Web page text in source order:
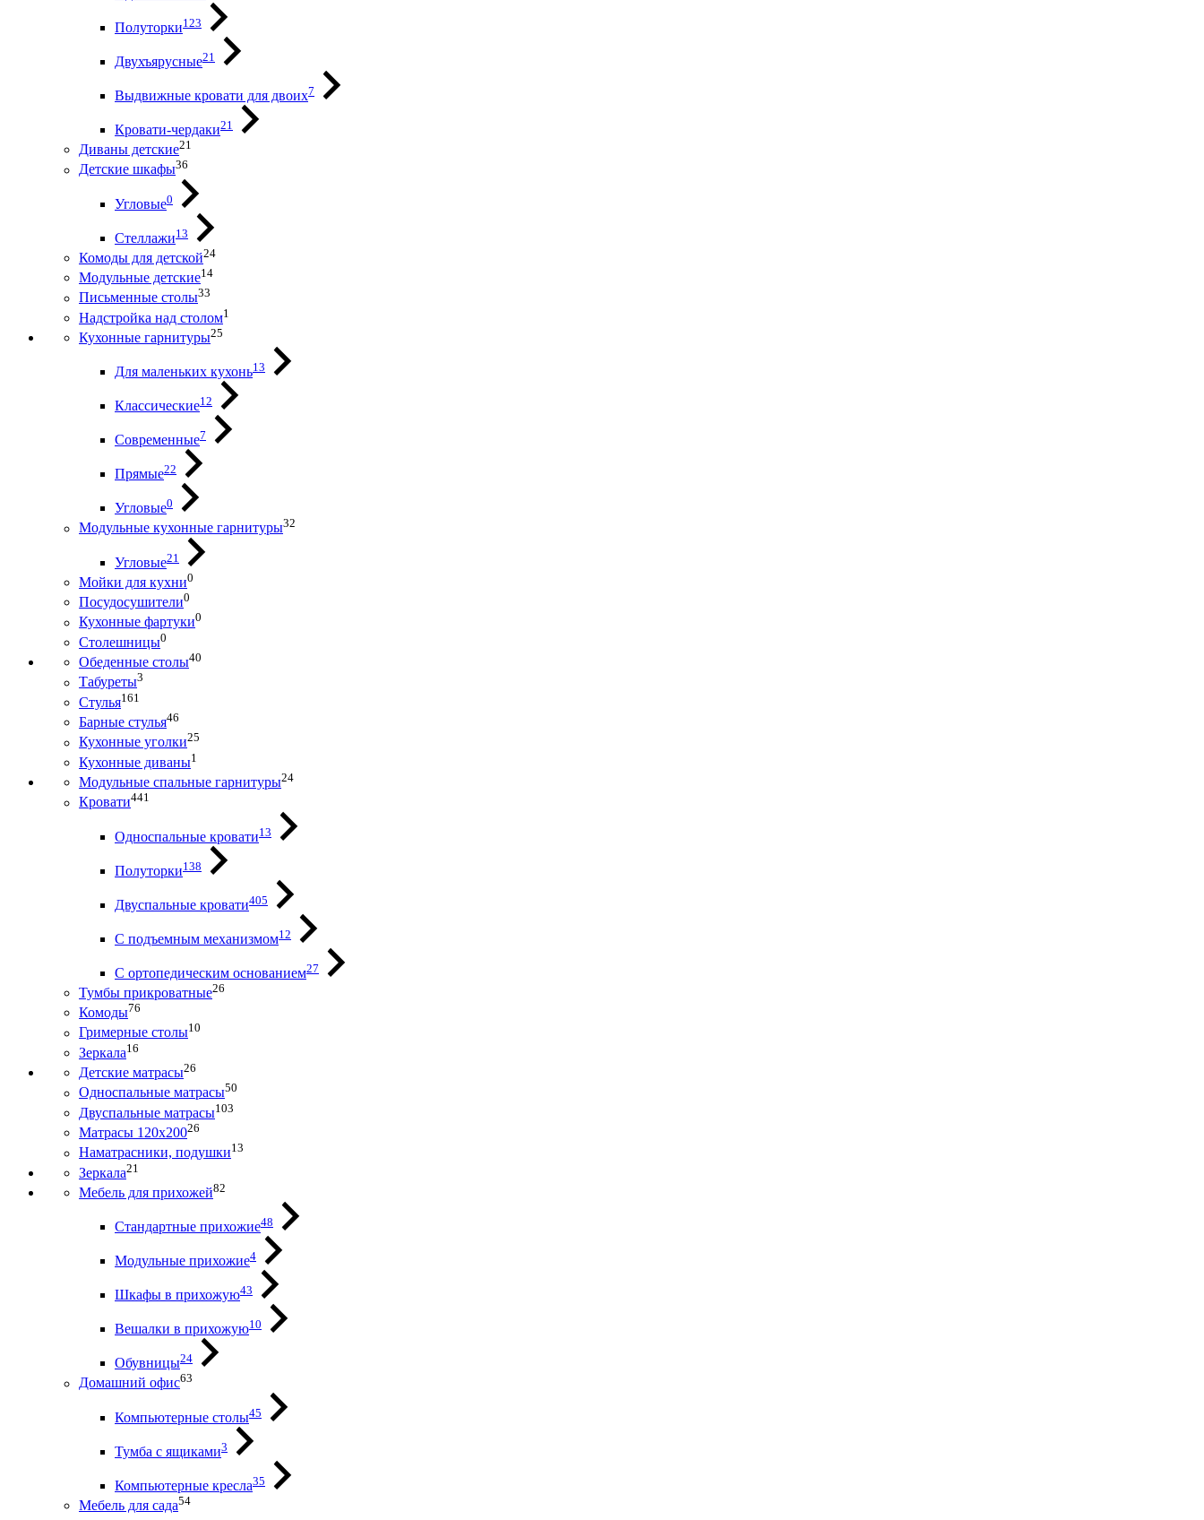
Полуторки123
Двухъярусные21
Выдвижные кровати для двоих7
Кровати-чердаки21
Диваны детские21
Детские шкафы36
Угловые0
Стеллажи13
Комоды для детской24
Модульные детские14
Письменные столы33
Надстройка над столом1
Кухонные гарнитуры25
Для маленьких кухонь13
Классические12
Современные7
Прямые22
Угловые0
Модульные кухонные гарнитуры32
Угловые21
Мойки для кухни0
Посудосушители0
Кухонные фартуки0
Столешницы0
Обеденные столы40
Табуреты3
Стулья161
Барные стулья46
Кухонные уголки25
Кухонные диваны1
Модульные спальные гарнитуры24
Кровати441
Односпальные кровати13
Полуторки138
Двуспальные кровати405
С подъемным механизмом12
С ортопедическим основанием27
Тумбы прикроватные26
Комоды76
Гримерные столы10
Зеркала16
Детские матрасы26
Односпальные матрасы50
Двуспальные матрасы103
Матрасы 120х20026
Наматрасники, подушки13
Зеркала21
Мебель для прихожей82
Стандартные прихожие48
Модульные прихожие4
Шкафы в прихожую43
Вешалки в прихожую10
Обувницы24
Домашний офис63
Компьютерные столы45
Тумба с ящиками3
Компьютерные кресла35
Мебель для сада54